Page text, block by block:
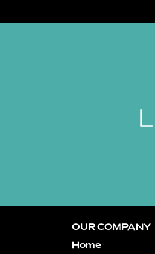
OUR COMPANY
Home